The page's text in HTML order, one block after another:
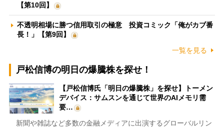
【第10回】
不透明相場に勝つ信用取引の極意 投資コミック「俺がカブ番
長！」【第9回】
一覧を見る
戸松信博の明日の爆騰株を探せ！
【戸松信博氏「明日の爆騰株」を探せ】トーメン
デバイス：サムスンを通じて世界のAIメモリ需
要…
新聞や雑誌など多数の金融メディアに出演するグローバルリン